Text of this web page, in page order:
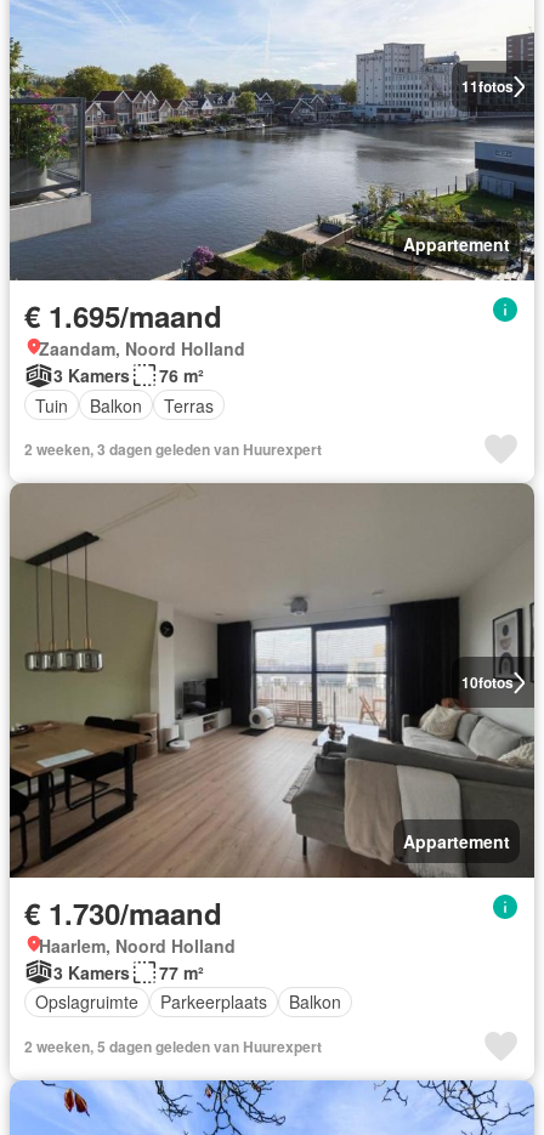
11fotos
Appartement
€ 1.695/maand
Zaandam, Noord Holland
3 Kamers
76 m²
Tuin
Balkon Terras
2 weeken, 3 dagen geleden van Huurexpert
10fotos
Appartement
€ 1.730/maand
Haarlem, Noord Holland
3 Kamers
77 m²
Opslagruimte
Parkeerplaats Balkon
2 weeken, 5 dagen geleden van Huurexpert